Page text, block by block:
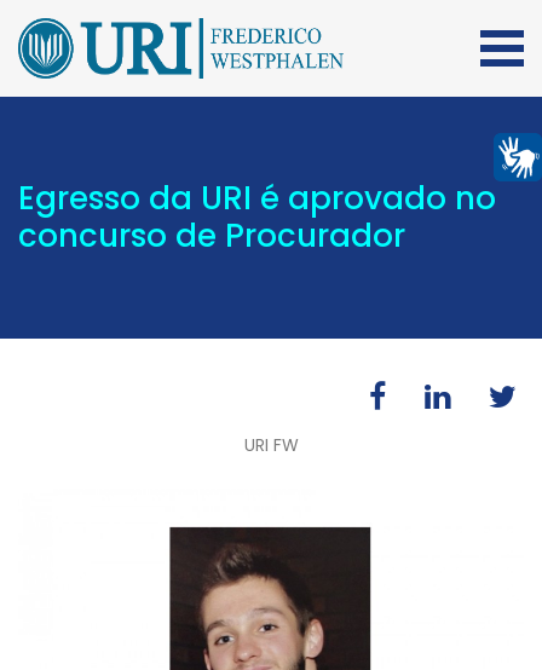
Egresso da URI é aprovado no
concurso de Procurador
URI FW